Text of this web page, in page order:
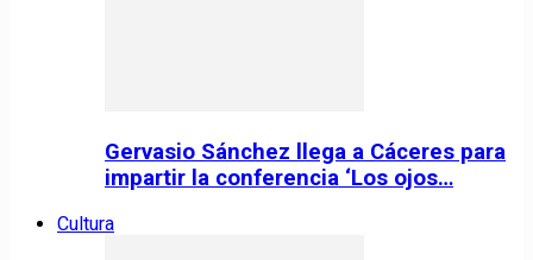
Gervasio Sánchez llega a Cáceres para
impartir la conferencia ‘Los ojos…
Cultura